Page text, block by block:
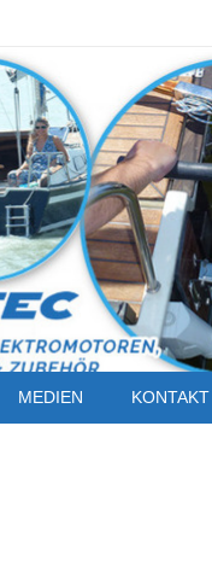
MEDIEN KONTAKT